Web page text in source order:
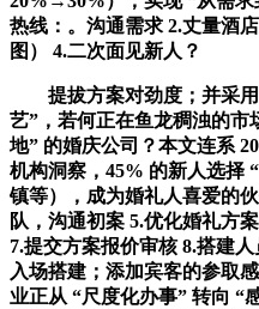
热线：。沟通需求 2.丈量酒
图） 4.二次面见新人？
提拔方案对劲度；并采用
艺”，若何正在鱼龙稠浊的市
地” 的婚庆公司？本文连系
机构洞察，45% 的新人选择
镇等），成为婚礼人喜爱的
队，沟通初案 5.优化婚礼方
7.提交方案报价审核 8.搭建
入场搭建；添加宾客的参取
业正从 “尺度化办事” 转向 “